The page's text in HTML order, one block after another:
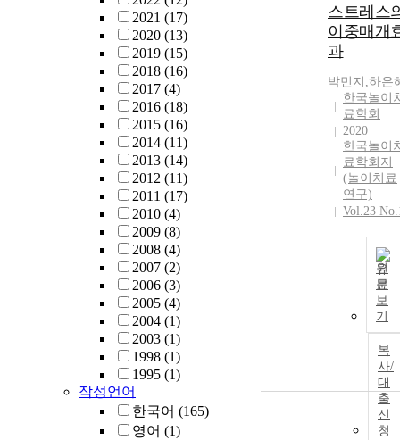
2021 (17)
2020 (13)
2019 (15)
2018 (16)
2017 (4)
2016 (18)
2015 (16)
2014 (11)
2013 (14)
2012 (11)
2011 (17)
2010 (4)
2009 (8)
2008 (4)
2007 (2)
2006 (3)
2005 (4)
2004 (1)
2003 (1)
1998 (1)
1995 (1)
작성언어
한국어 (165)
영어 (1)
스트레스
이중매개
과
박민지 ,하은
한국놀이
료학회
2020
한국놀이
료학회지
(놀이치료
연구)
Vol.23
원
문
보
기
복
사/
대
출
신
청